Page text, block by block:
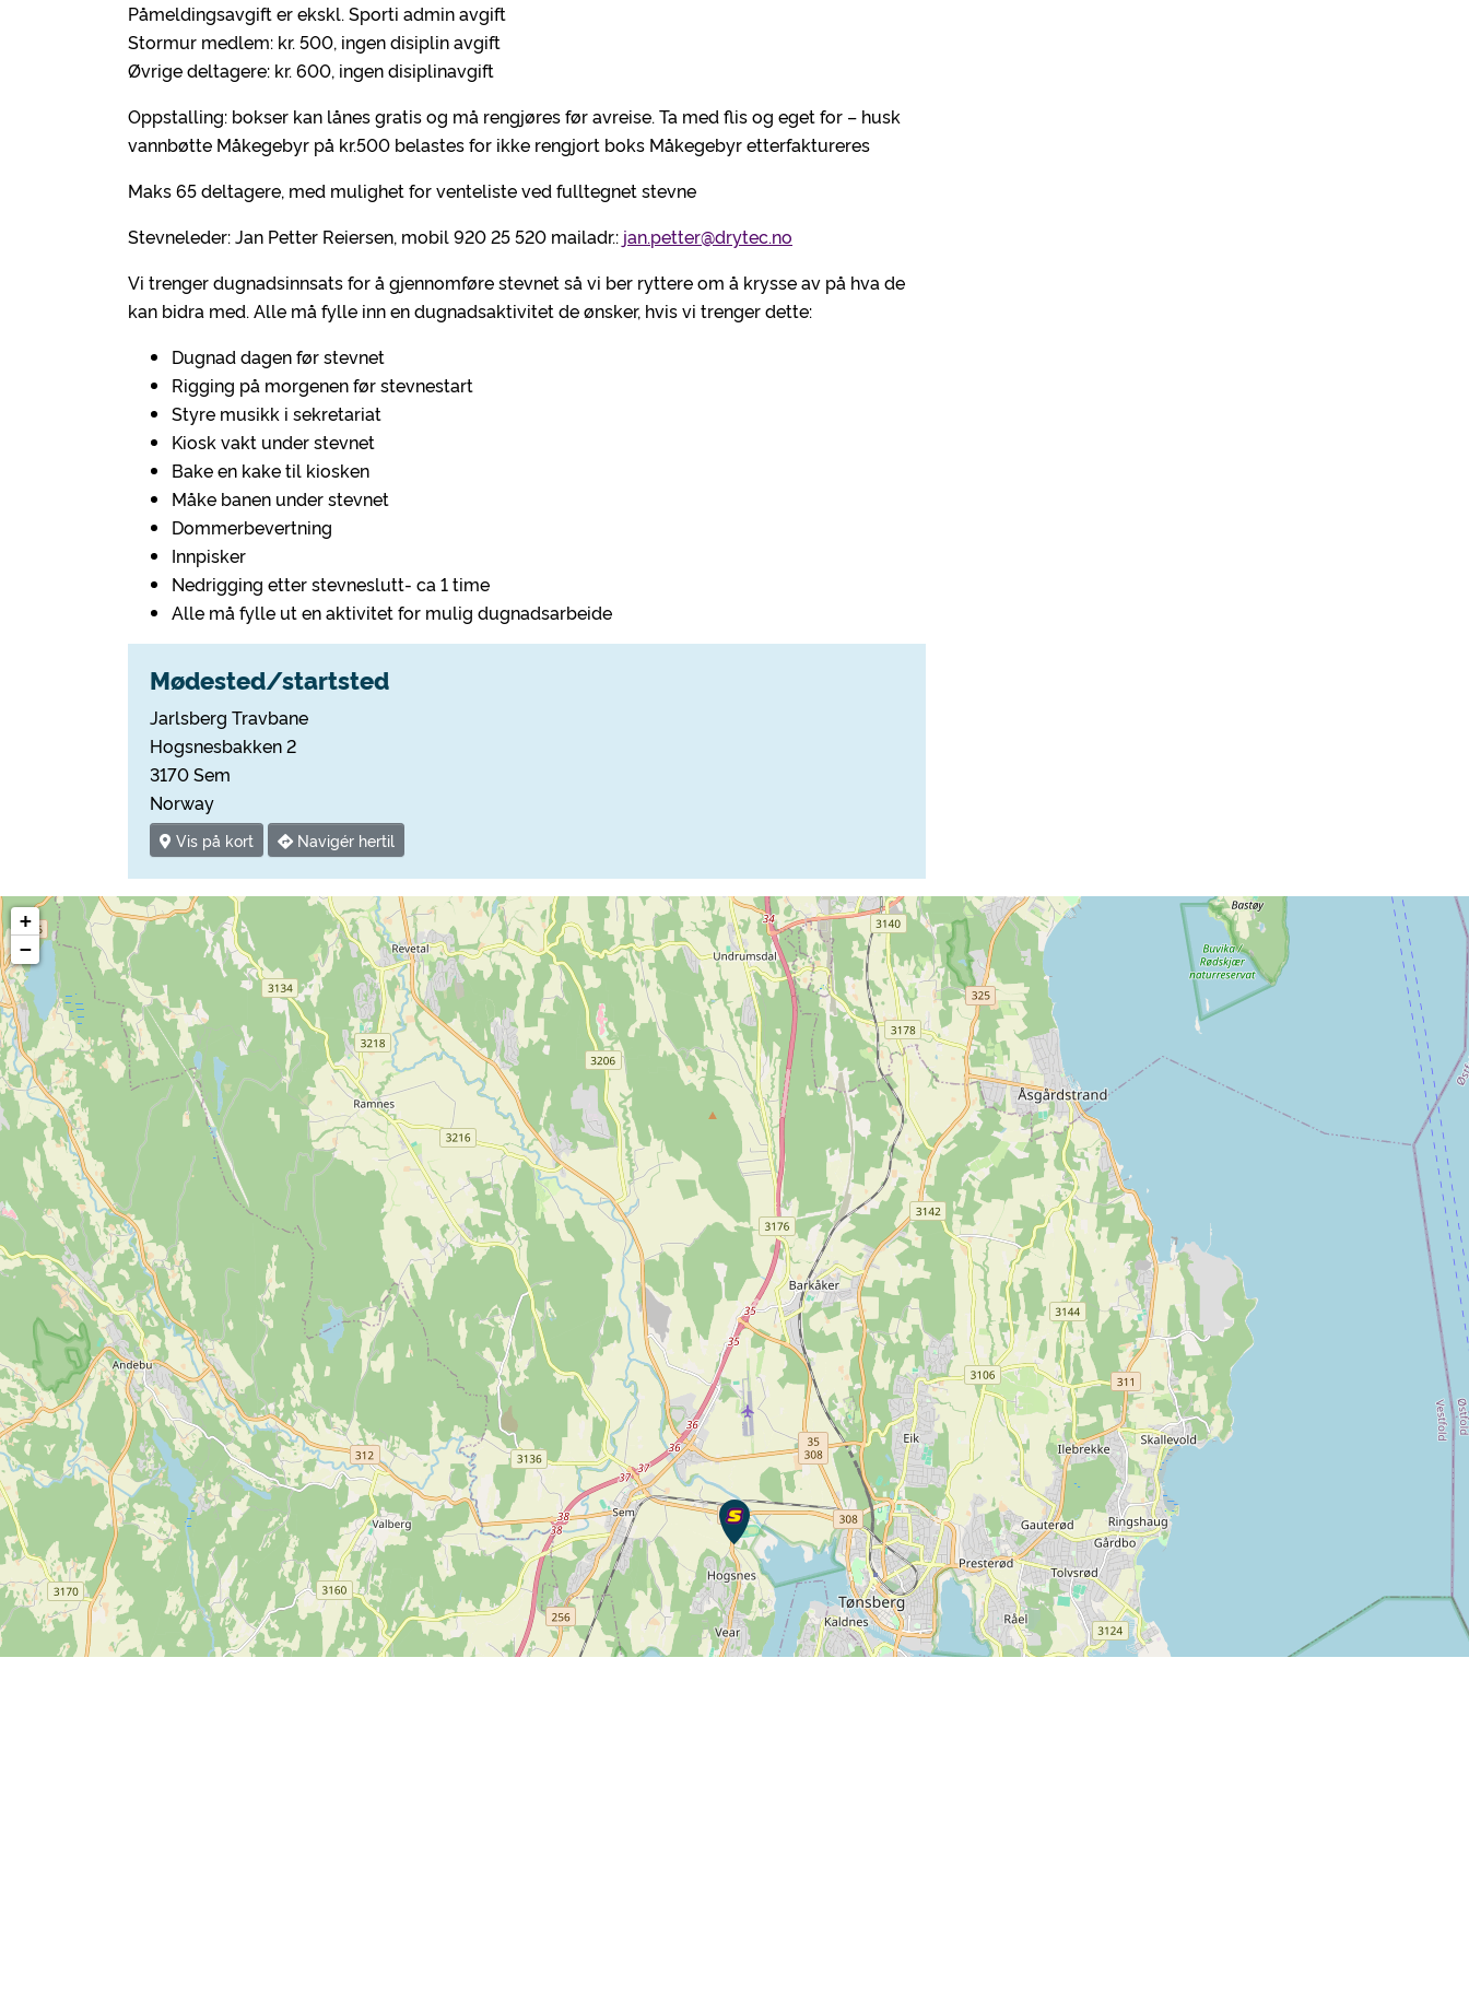
Påmeldingsavgift er ekskl. Sporti admin avgift
Stormur medlem: kr. 500, ingen disiplin avgift
Øvrige deltagere: kr. 600, ingen disiplinavgift
Oppstalling: bokser kan lånes gratis og må rengjøres før avreise. Ta med flis og eget for – husk
vannbøtte Måkegebyr på kr.500 belastes for ikke rengjort boks Måkegebyr etterfaktureres
Maks 65 deltagere, med mulighet for venteliste ved fulltegnet stevne
Stevneleder: Jan Petter Reiersen, mobil 920 25 520 mailadr.: jan.petter@drytec.no
Vi trenger dugnadsinnsats for å gjennomføre stevnet så vi ber ryttere om å krysse av på hva de
kan bidra med. Alle må fylle inn en dugnadsaktivitet de ønsker, hvis vi trenger dette:
Dugnad dagen før stevnet
Rigging på morgenen før stevnestart
Styre musikk i sekretariat
Kiosk vakt under stevnet
Bake en kake til kiosken
Måke banen under stevnet
Dommerbevertning
Innpisker
Nedrigging etter stevneslutt- ca 1 time
Alle må fylle ut en aktivitet for mulig dugnadsarbeide
Mødested/startsted
Jarlsberg Travbane
Hogsnesbakken 2
3170 Sem
Norway
Vis på kort Navigér hertil
+
−